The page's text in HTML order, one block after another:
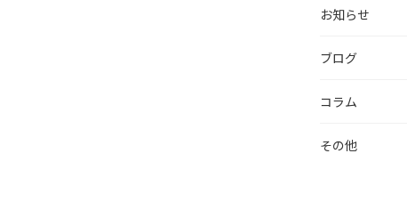
お知らせ
ブログ
コラム
その他